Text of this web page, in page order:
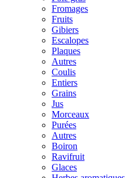
Fromages
Fruits
Gibiers
Escalopes
Plaques
Autres
Coulis
Entiers
Grains
Jus
Morceaux
Purées
Autres
Boiron
Ravifruit
Glaces